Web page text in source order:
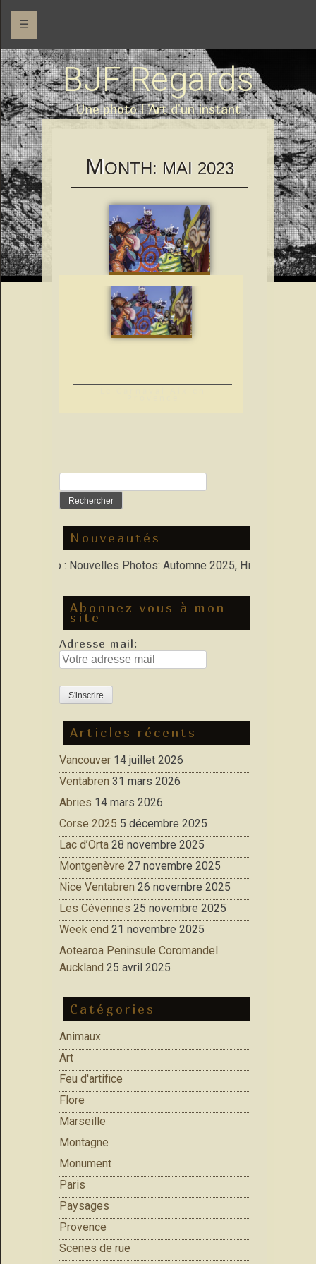
☰
BJF Regards
Une photo l 'Art d'un instant
MONTH: MAI 2023
Nouveautés
Porfolio : Nouvelles Photos: Automne 2025, Hiver 2026
Abonnez vous à mon
site
Adresse mail:
Articles récents
Vancouver 14 juillet 2026
Ventabren 31 mars 2026
Abries 14 mars 2026
Corse 2025 5 décembre 2025
Lac d’Orta 28 novembre 2025
Montgenèvre 27 novembre 2025
Nice Ventabren 26 novembre 2025
Les Cévennes 25 novembre 2025
Week end 21 novembre 2025
Aotearoa Peninsule Coromandel
Auckland 25 avril 2025
Catégories
Animaux
Art
Feu d'artifice
Flore
Marseille
Montagne
Monument
Paris
Paysages
Provence
Scenes de rue